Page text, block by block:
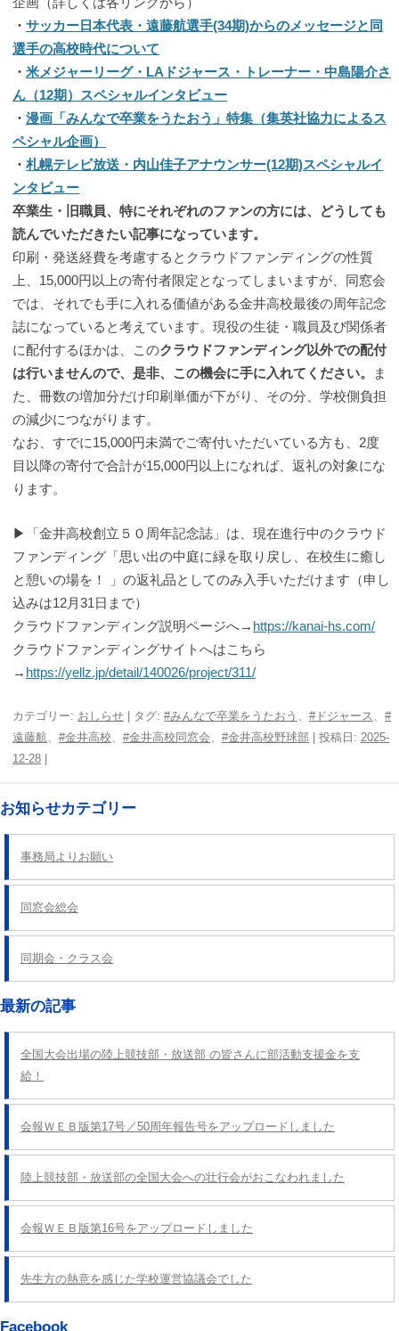
・ サッカー日本代表・遠藤航選手(34期)からのメッセージと同
選手の高校時代について
・ 米メジャーリーグ・LAドジャース・トレーナー・中島陽介さ
ん（12期）スペシャルインタビュー
・ 漫画「みんなで卒業をうたおう」特集（集英社協力によるス
ペシャル企画）
・ 札幌テレビ放送・内山佳子アナウンサー(12期)スペシャルイ
ンタビュー
卒業生・旧職員、特にそれぞれのファンの方には、どうしても
読んでいただきたい記事になっています。
印刷・発送経費を考慮するとクラウドファンディングの性質
上、15,000円以上の寄付者限定となってしまいますが、同窓会
では、それでも手に入れる価値がある金井高校最後の周年記念
誌になっていると考えています。現役の生徒・職員及び関係者
に配付するほかは、このクラウドファンディング以外での配付
は行いませんので、是非、この機会に手に入れてください。
ま
た、冊数の増加分だけ印刷単価が下がり、その分、学校側負担
の減少につながります。
なお、すでに15,000円未満でご寄付いただいている方も、2度
目以降の寄付で合計が15,000円以上になれば、返礼の対象にな
ります。
▶「金井高校創立５０周年記念誌」は、現在進行中のクラウド
ファンディング「思い出の中庭に緑を取り戻し、在校生に癒し
と憩いの場を！ 」の返礼品としてのみ入手いただけます（申し
込みは12月31日まで）
クラウドファンディング説明ページへ→ https://kanai-hs.com/
クラウドファンディングサイトへはこちら
→ https://yellz.jp/detail/140026/project/311/
カテゴリー: おしらせ | タグ: #みんなで卒業をうたおう #ドジャース
#
遠藤航
#金井高校 #金井高校同窓会 #金井高校野球部 | 投稿日: 2025-
12-28
お知らせカテゴリー
事務局よりお願い
同窓会総会
同期会・クラス会
最新の記事
全国大会出場の陸上競技部・放送部 の皆さんに部活動支援金を支
給！
会報ＷＥＢ版第17号／50周年報告号をアップロードしました
陸上競技部・放送部の全国大会への壮行会がおこなわれました
会報ＷＥＢ版第16号をアップロードしました
先生方の熱意を感じた学校運営協議会でした
Facebook